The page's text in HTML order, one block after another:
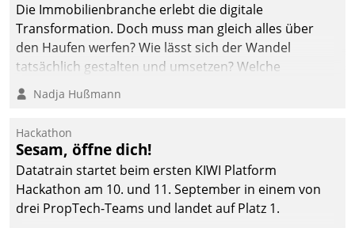
Die Immobilienbranche erlebt die digitale
Transformation. Doch muss man gleich alles über
den Haufen werfen? Wie lässt sich der Wandel
tatsächlich gestalten und umsetzen? Welche
Argumente zählen wirklich?
Nadja Hußmann
Hackathon
Sesam, öffne dich!
Datatrain startet beim ersten KIWI Platform
Hackathon am 10. und 11. September in einem von
drei PropTech-Teams und landet auf Platz 1.